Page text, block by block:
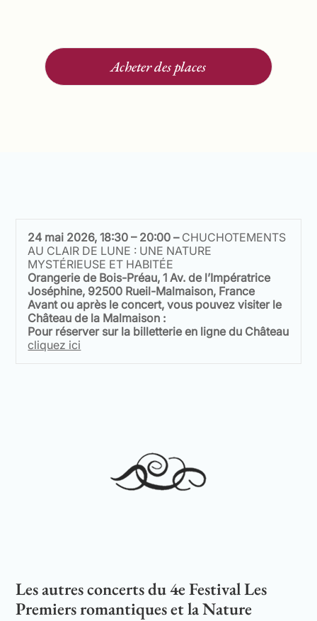
Acheter des places
24 mai 2026, 18:30 – 20:00 – CHUCHOTEMENTS
AU CLAIR DE LUNE : UNE NATURE
MYSTÉRIEUSE ET HABITÉE
Orangerie de Bois-Préau, 1 Av. de l’Impératrice
Joséphine, 92500 Rueil-Malmaison, France
Avant ou après le concert, vous pouvez visiter le
Château de la Malmaison :
Pour réserver sur la billetterie en ligne du Château
cliquez ici
Les autres concerts du 4e Festival Les
Premiers romantiques et la Nature